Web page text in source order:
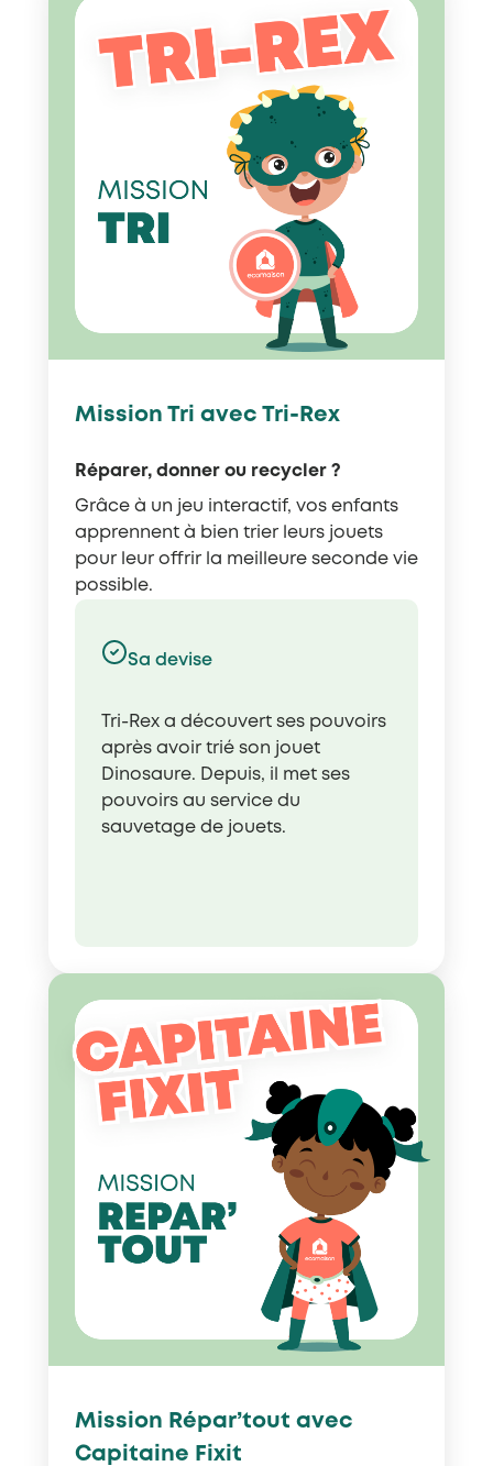
Mission Tri avec Tri-Rex
Réparer, donner ou recycler ?
Grâce à un jeu interactif, vos enfants
apprennent à bien trier leurs jouets
pour leur offrir la meilleure seconde vie
possible.
Sa devise
Tri-Rex a découvert ses pouvoirs
après avoir trié son jouet
Dinosaure. Depuis, il met ses
pouvoirs au service du
sauvetage de jouets.
Mission Répar’tout avec
Capitaine Fixit